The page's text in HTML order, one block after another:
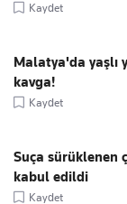
Kaydet
Malatya'da yaşlı
kavga!
Kaydet
Suça sürüklenen
kabul edildi
Kaydet